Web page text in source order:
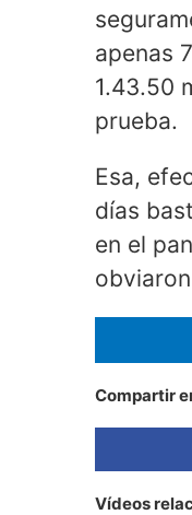
apenas
1.43.50
prueba.
Esa,
días
en el
Compartir
Vídeos